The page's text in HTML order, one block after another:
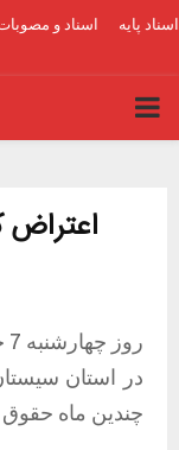
اسناد پایه اسناد و
PRIMARY
اعتراض
در استان
چندین ماه